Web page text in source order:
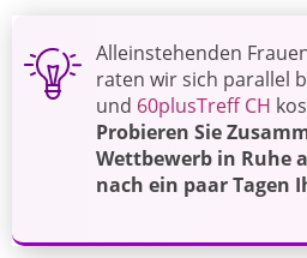
Alleinstehenden
raten wir sich parallel
und 60plusTreff CH
Probieren Sie
Wettbewerb in Ruhe
nach ein paar Tagen